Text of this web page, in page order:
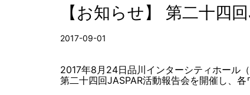
【お知らせ】 第二十四
2017-09-01
2017年8月24日品川インターシティホール
第二十四回JASPAR活動報告会を開催し、